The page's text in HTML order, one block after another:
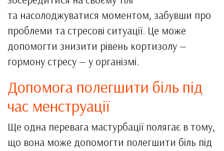
та насолоджуватися моментом, забувши про
проблеми та стресові ситуації. Це може
допомогти знизити рівень кортизолу —
гормону стресу — у організмі.
Допомога полегшити біль під
час менструації
Ще одна перевага мастурбації полягає в тому,
що вона може допомогти полегшити біль під